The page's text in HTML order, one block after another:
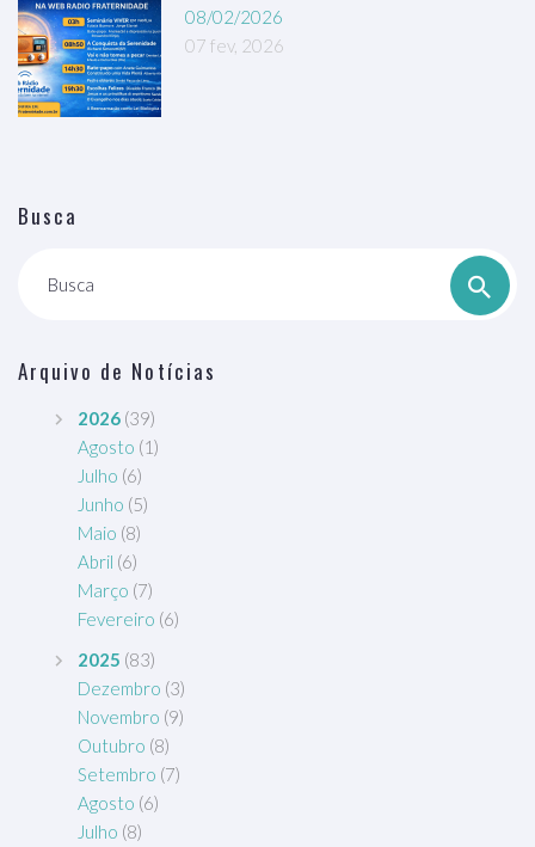
08/02/2026
07 fev, 2026
Busca
Busca
Arquivo de Notícias
2026 (39)
Agosto (1)
Julho (6)
Junho (5)
Maio (8)
Abril (6)
Março (7)
Fevereiro (6)
2025 (83)
Dezembro (3)
Novembro (9)
Outubro (8)
Setembro (7)
Agosto (6)
Julho (8)